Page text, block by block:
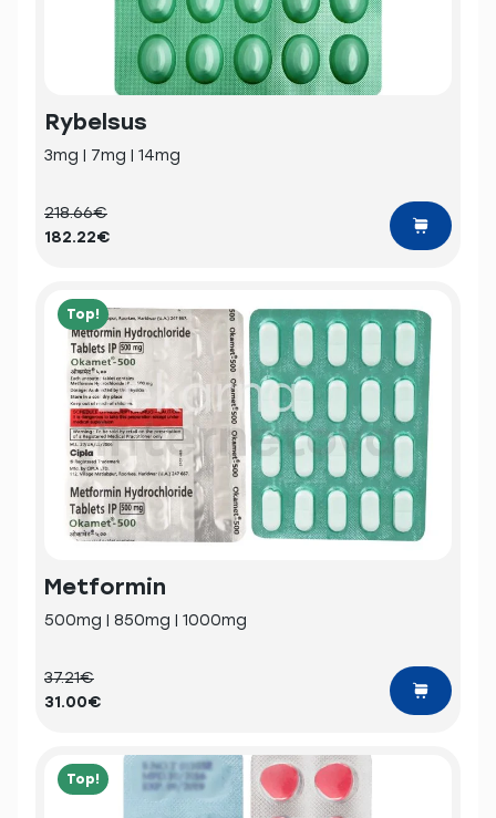
Rybelsus
3mg | 7mg | 14mg
218.66€
182.22€
Top!
Metformin
500mg | 850mg | 1000mg
37.21€
31.00€
Top!